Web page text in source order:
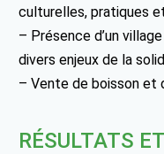
culturelles, pratiques
– Présence d’un
divers enjeux de la
– Vente de boisson et
RÉSULTATS